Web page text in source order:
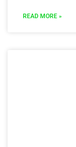
READ MORE »